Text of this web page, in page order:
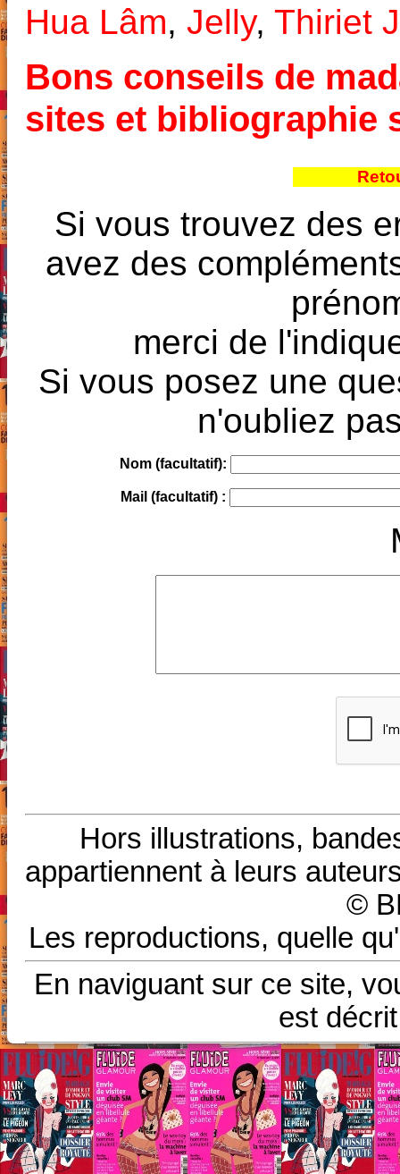
Hua Lâm, Jelly, Thiriet
Bons conseils de
sites et bibliographie
Si vous trouvez des
avez des
merci de
Si vous posez une
n'oubliez
Nom (facultatif):
Mail (facultatif) :
Hors illustrations,
appartiennent à leurs
©
Les reproductions, quelle
En naviguant sur ce site,
est